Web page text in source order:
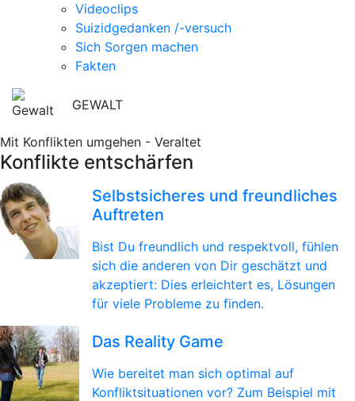
Videoclips
Suizidgedanken /-versuch
Sich Sorgen machen
Fakten
GEWALT
Mit Konflikten umgehen - Veraltet
Konflikte entschärfen
Selbstsicheres und freundliches
Auftreten
Bist Du freundlich und respektvoll, fühlen
sich die anderen von Dir geschätzt und
akzeptiert: Dies erleichtert es, Lösungen
für viele Probleme zu finden.
Das Reality Game
Wie bereitet man sich optimal auf
Konfliktsituationen vor? Zum Beispiel mit